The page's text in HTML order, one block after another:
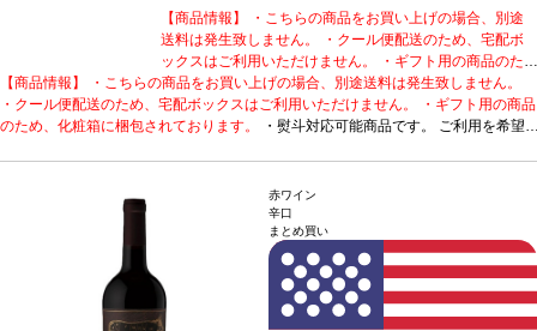
【商品情報】 ・こちらの商品をお買い上げの場合、別途
送料は発生致しません。 ・クール便配送のため、宅配ボ
ックスはご利用いただけません。 ・ギフト用の商品のた
め、化粧箱に梱包されております。 ・熨斗対応可能商品
です。 ご利用を希望される場合、ご注文時コメント欄に
熨斗をご希望の旨と「結び・上部表書き内容・下部のお名
熨斗をご希望の場合、作成作業のため最短日出荷はお承り
致しかねます。 必ず最短日から+1日後より配送指定日を
ご選択ください。 もし最短日を選択された場合は、指定
日翌日の配送となります。ご了承ください。 ・下記ワイ
ンが1本含まれています。花の香りとフルーティーさが愛
らしいクレマン。
JCB No.21 クレマン・ド・ブルゴーニ
ュ ホワイト
受賞歴ワイン・エンスージアスト 90ポイン
【商品情報】 ・こちらの商品をお買い上げの場合、別途送料は発生致しません。
・クール便配送のため、宅配ボックスはご利用いただけません。 ・ギフト用の商品
のため、化粧箱に梱包されております。
・熨斗対応可能商品です。 ご利用を希望
のうえ「無地熨斗」とご記載ください。 ※熨斗をご希望の場合、作成作業のため最
短日出荷はお承り致しかねます。 必ず最短日から+1日後より配送指定日をご選択
ください。 もし最短日を選択された場合は、指定日翌日の配送となります。ご了承
ください。 ・下記ワインが1本含まれています。花の香りとフルーティーさが愛ら
JCB No.21 クレマン・ド・ブルゴーニュ ホワイト受賞歴ワイン・
エンスージアスト 90ポイント！
テイスティングノート
ーなアロマとアーモンドや花の香りを持つ。風味は豊かで、芳醇。フレッシュさと
赤ワイン
辛口
まとめ買い